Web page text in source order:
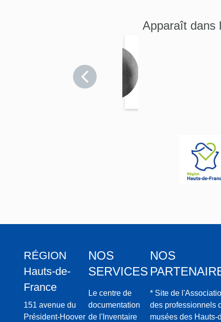
Apparaît dans
RÉGION
Hauts-de-
France
151 avenue du
Président-Hoover
NOS
SERVICES
Le centre de
documentation
de l'Inventaire
NOS
* Site de
des professionnels
musées des Hauts-